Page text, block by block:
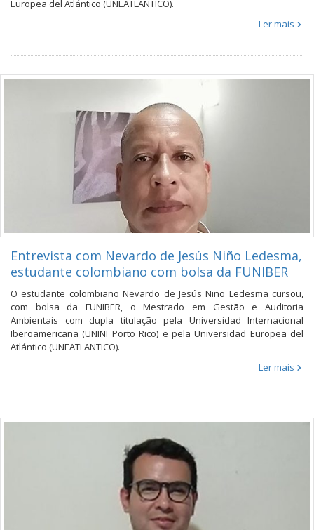
Europea del Atlántico (UNEATLANTICO).
Ler mais
Entrevista com Nevardo de Jesús Niño Ledesma,
estudante colombiano com bolsa da FUNIBER
O estudante colombiano Nevardo de Jesús Niño Ledesma cursou,
com bolsa da FUNIBER, o Mestrado em Gestão e Auditoria
Ambientais com dupla titulação pela Universidad Internacional
Iberoamericana (UNINI Porto Rico) e pela Universidad Europea del
Atlántico (UNEATLANTICO).
Ler mais